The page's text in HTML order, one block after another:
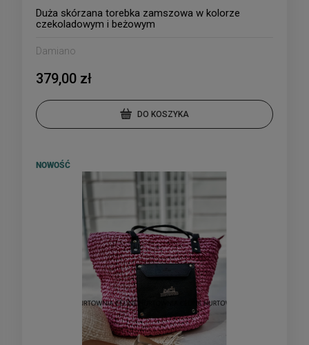
Duża skórzana torebka zamszowa w kolorze
czekoladowym i beżowym
Damiano
379,00 zł
DO KOSZYKA
NOWOŚĆ